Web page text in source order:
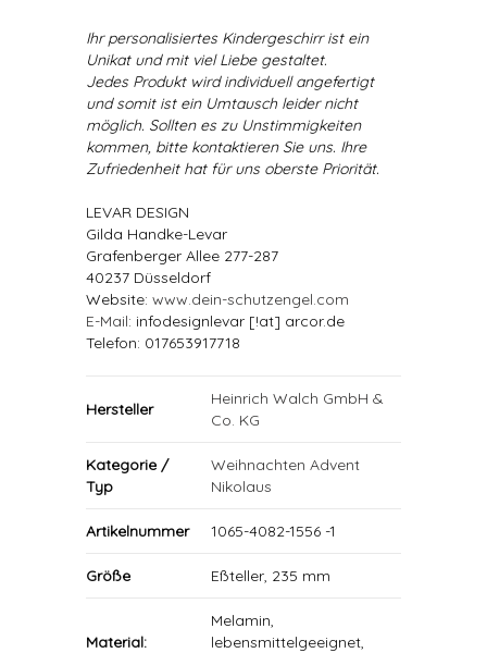
Ihr personalisiertes Kindergeschirr ist ein
Unikat und mit viel Liebe gestaltet.
Jedes Produkt wird individuell angefertigt
und somit ist ein Umtausch leider nicht
möglich. Sollten es zu Unstimmigkeiten
kommen, bitte kontaktieren Sie uns. Ihre
Zufriedenheit hat für uns oberste Priorität.
LEVAR DESIGN
Gilda Handke-Levar
Grafenberger Allee 277-287
40237 Düsseldorf
Website: www.dein-schutzengel.com
E-Mail: infodesignlevar [!at] arcor.de
Telefon: 017653917718
Hersteller
Heinrich Walch GmbH &
Co. KG
Kategorie /
Typ
Weihnachten Advent
Nikolaus
Artikelnummer 1065-4082-1556 -1
Größe Eßteller, 235 mm
Material:
Melamin,
lebensmittelgeeignet,